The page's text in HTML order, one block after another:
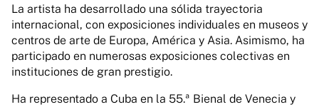
La artista ha desarrollado una sólida trayectoria
internacional, con exposiciones individuales en museos y
centros de arte de Europa, América y Asia. Asimismo, ha
participado en numerosas exposiciones colectivas en
instituciones de gran prestigio.
Ha representado a Cuba en la 55.ª Bienal de Venecia y